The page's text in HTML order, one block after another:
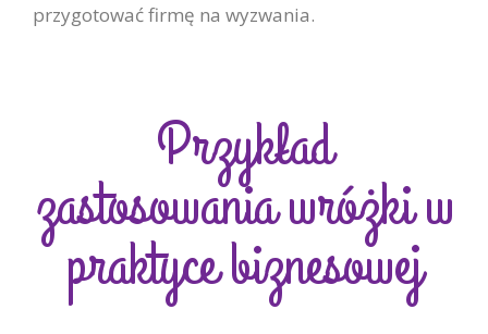
przygotować firmę na wyzwania.
Przykład
zastosowania wróżki w
praktyce biznesowej